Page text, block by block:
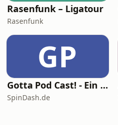
Rasenfunk – Ligatour
Rasenfunk
GP
Gotta Pod Cast! - Ein Sonic the Hedgehog Podcast
SpinDash.de